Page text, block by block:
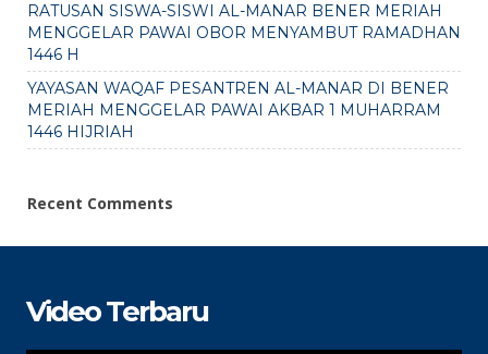
RATUSAN SISWA-SISWI AL-MANAR BENER MERIAH
MENGGELAR PAWAI OBOR MENYAMBUT RAMADHAN
1446 H
YAYASAN WAQAF PESANTREN AL-MANAR DI BENER
MERIAH MENGGELAR PAWAI AKBAR 1 MUHARRAM
1446 HIJRIAH
Recent Comments
Video Terbaru